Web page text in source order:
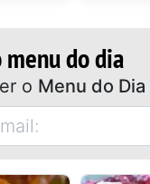
menu do dia
Para receber o Menu do Dia